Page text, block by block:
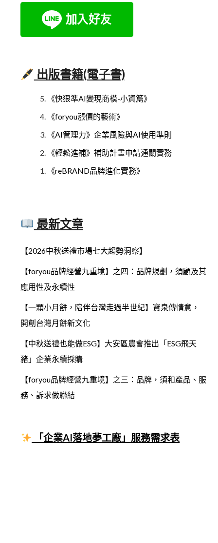
出版書籍(電子書)
《快狠準AI變現商模-小資篇》
《foryou漲價的藝術》
《AI管理力》企業風險與AI使用準則
《輕鬆進補》補助計畫申請通關實務
《reBRAND品牌進化實務》
最新文章
【2026中秋送禮市場七大趨勢洞察】
【foryou品牌經營九重境】之四：品牌規劃，須顧及其
應用性及永續性
【一顆小月餅，陪伴台灣走過半世紀】寶泉傳情意，
開創台灣月餅新文化
【中秋送禮也能做ESG】大安區農會推出「ESG飛天
豬」企業永續採購
【foryou品牌經營九重境】之三：品牌，須和產品、服
務、訴求做聯結
「企業AI落地夢工廠」服務需求表